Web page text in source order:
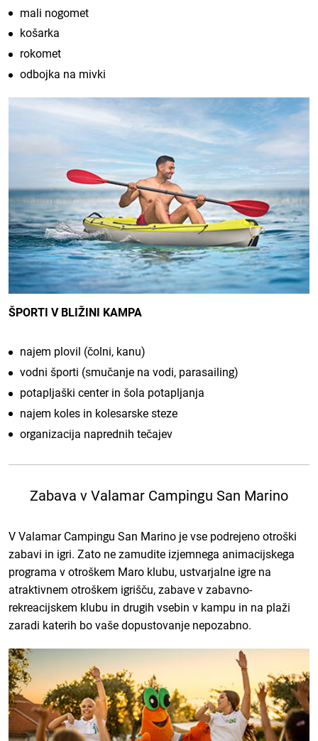
mali nogomet
košarka
rokomet
odbojka na mivki
ŠPORTI V BLIŽINI KAMPA
najem plovil (čolni, kanu)
vodni športi (smučanje na vodi, parasailing)
potapljaški center in šola potapljanja
najem koles in kolesarske steze
organizacija naprednih tečajev
Zabava v Valamar Campingu San Marino
V Valamar Campingu San Marino je vse podrejeno otroški
zabavi in igri. Zato ne zamudite izjemnega animacijskega
programa v otroškem Maro klubu, ustvarjalne igre na
atraktivnem otroškem igrišču, zabave v zabavno-
rekreacijskem klubu in drugih vsebin v kampu in na plaži
zaradi katerih bo vaše dopustovanje nepozabno.